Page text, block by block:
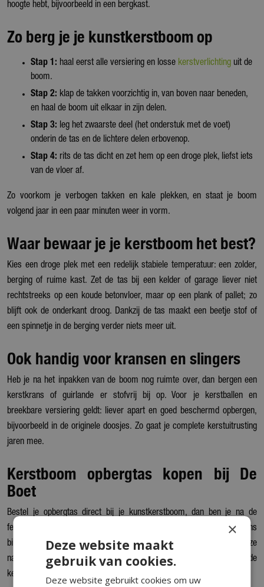
hoogte hebt, bijvoorbeeld in een bergkast.
Zo berg je je kunstkerstboom op
Stap 1: haal eerst alle versiering en losse kerstverlichting uit de
boom.
Stap 2: klap de takken voorzichtig in, van boven naar beneden,
en haal de boom uit elkaar in zijn delen.
Stap 3: leg het zwaarste deel (het onderstuk met de voet)
onderin de tas en de lichtere delen erbovenop.
Stap 4: rits de tas dicht en zet hem op een droge plek, liefst iets
van de vloer af.
Zo voorkom je verbogen takken en kale plekken, en staat je boom
volgend jaar in een paar minuten weer in vorm.
Waar bewaar je je kerstboom het best?
Kies een droge plek met een redelijk stabiele temperatuur: een zolder,
berging of ruime kast. Zet de tas bij een kelder of garage liever niet
rechtstreeks op een koude betonvloer, maar op een plank of pallet; zo
blijft ook de onderkant droog. Dankzij de tas maakt een beetje stof of
een spinnetje in de berging verder niets meer uit.
Ook handig voor kransen en slingers
Heb je na het inpakken van de boom nog ruimte over, dan bergen een
kerstkrans of guirlande er stofvrij bij op. Voor je kerstballen en
breekbare versiering geldt: liever apart en goed beschermd opbergen,
bijvoorbeeld in de originele doosjes. Zo gaat je complete kerstuitrusting
jaren mee.
Kerstboom opbergtas kopen bij De
Boet
Bestel je opbergtas direct bij je kunstkerstboom, dan ben je na de
feestdagen meteen klaar. Online bestellen kan met levering doorgaans
binnen 2 à 4 werkdagen, en in onze kerstshow in Hoogwoud liggen ze
naast de bomen. Handig om samen te bekijken: de
kerstboomstandaards en hulzen voor onder de boom.
×
Deze website maakt
gebruik van cookies.
Deze website gebruikt cookies om uw